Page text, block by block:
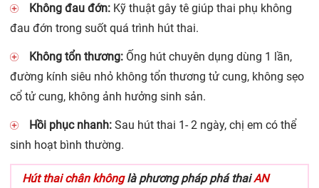
Không đau đớn: Kỹ thuật gây tê giúp thai phụ không
đau đớn trong suốt quá trình hút thai.
Không tổn thương: Ống hút chuyên dụng dùng 1 lần,
đường kính siêu nhỏ không tổn thương tử cung, không sẹo
cổ tử cung, không ảnh hưởng sinh sản.
Hồi phục nhanh: Sau hút thai 1- 2 ngày, chị em có thể
sinh hoạt bình thường.
Hút thai chân khônglà phương pháp phá thaiAN